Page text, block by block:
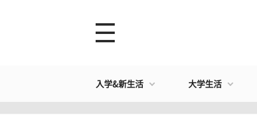
入学&新生活 大学生活